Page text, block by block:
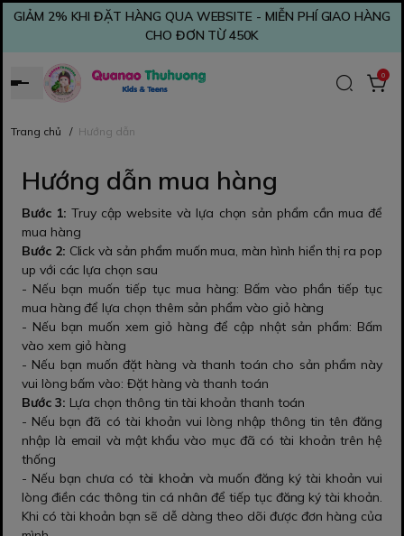
GIẢM 2% KHI ĐẶT HÀNG QUA WEBSITE - MIỄN PHÍ GIAO HÀNG
CHO ĐƠN TỪ 450K
0
Trang chủ / Hướng dẫn
Hướng dẫn mua hàng
Bước 1: Truy cập website và lựa chọn sản phẩm cần mua để
mua hàng
Bước 2: Click và sản phẩm muốn mua, màn hình hiển thị ra pop
up với các lựa chọn sau
- Nếu bạn muốn tiếp tục mua hàng: Bấm vào phần tiếp tục
mua hàng để lựa chọn thêm sản phẩm vào giỏ hàng
- Nếu bạn muốn xem giỏ hàng để cập nhật sản phẩm: Bấm
vào xem giỏ hàng
- Nếu bạn muốn đặt hàng và thanh toán cho sản phẩm này
vui lòng bấm vào: Đặt hàng và thanh toán
Bước 3: Lựa chọn thông tin tài khoản thanh toán
- Nếu bạn đã có tài khoản vui lòng nhập thông tin tên đăng
nhập là email và mật khẩu vào mục đã có tài khoản trên hệ
thống
- Nếu bạn chưa có tài khoản và muốn đăng ký tài khoản vui
lòng điền các thông tin cá nhân để tiếp tục đăng ký tài khoản.
Khi có tài khoản bạn sẽ dễ dàng theo dõi được đơn hàng của